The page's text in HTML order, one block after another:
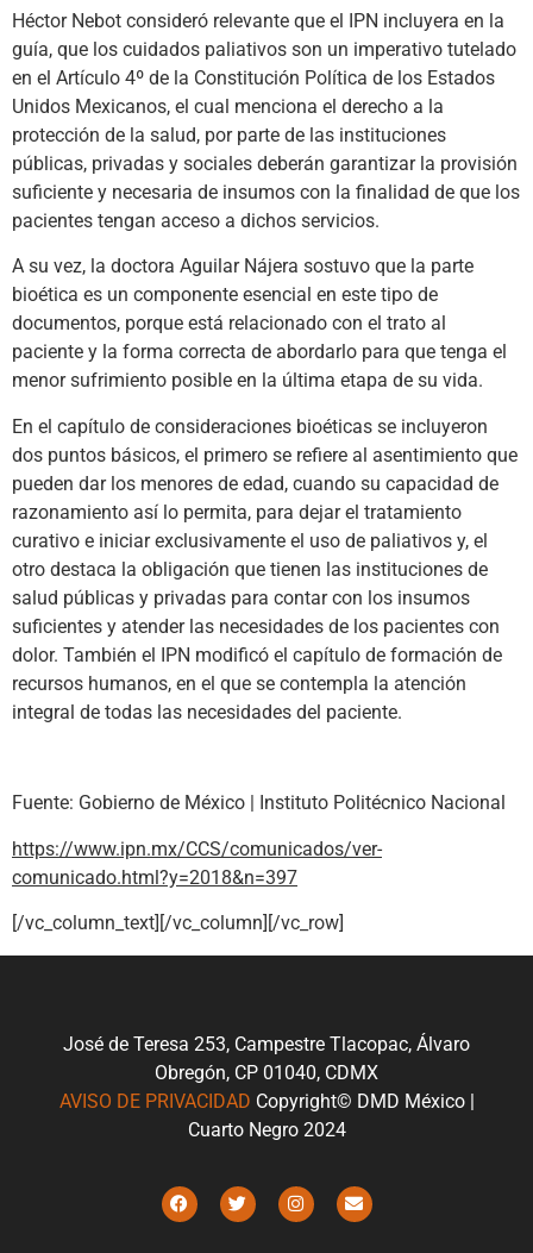
Héctor Nebot consideró relevante que el IPN incluyera en la
guía, que los cuidados paliativos son un imperativo tutelado
en el Artículo 4º de la Constitución Política de los Estados
Unidos Mexicanos, el cual menciona el derecho a la
protección de la salud, por parte de las instituciones
públicas, privadas y sociales deberán garantizar la provisión
suficiente y necesaria de insumos con la finalidad de que los
pacientes tengan acceso a dichos servicios.
A su vez, la doctora Aguilar Nájera sostuvo que la parte
bioética es un componente esencial en este tipo de
documentos, porque está relacionado con el trato al
paciente y la forma correcta de abordarlo para que tenga el
menor sufrimiento posible en la última etapa de su vida.
En el capítulo de consideraciones bioéticas se incluyeron
dos puntos básicos, el primero se refiere al asentimiento que
pueden dar los menores de edad, cuando su capacidad de
razonamiento así lo permita, para dejar el tratamiento
curativo e iniciar exclusivamente el uso de paliativos y, el
otro destaca la obligación que tienen las instituciones de
salud públicas y privadas para contar con los insumos
suficientes y atender las necesidades de los pacientes con
dolor. También el IPN modificó el capítulo de formación de
recursos humanos, en el que se contempla la atención
integral de todas las necesidades del paciente.
Fuente: Gobierno de México | Instituto Politécnico Nacional
https://www.ipn.mx/CCS/comunicados/ver-
comunicado.html?y=2018&n=397
[/vc_column_text][/vc_column][/vc_row]
José de Teresa 253, Campestre Tlacopac, Álvaro
Obregón, CP 01040, CDMX
AVISO DE PRIVACIDAD Copyright© DMD México |
Cuarto Negro 2024